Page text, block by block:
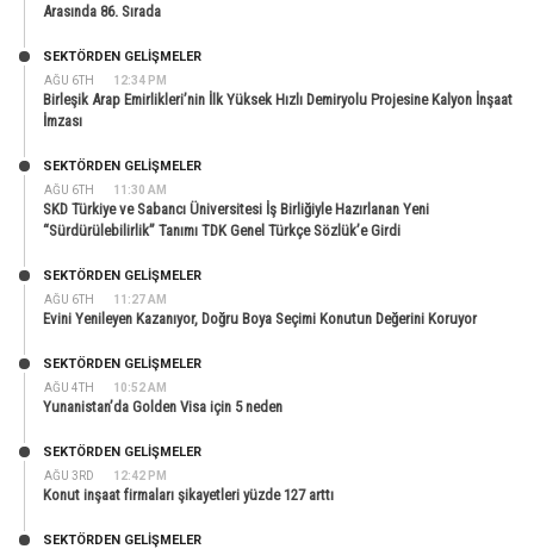
Arasında 86. Sırada
AĞU 6TH 12:34 PM
SEKTÖRDEN GELIŞMELER
Birleşik Arap Emirlikleri’nin İlk Yüksek Hızlı Demiryolu Projesine Kalyon İnşaat
İmzası
AĞU 6TH 11:30 AM
SEKTÖRDEN GELIŞMELER
SKD Türkiye ve Sabancı Üniversitesi İş Birliğiyle Hazırlanan Yeni
“Sürdürülebilirlik” Tanımı TDK Genel Türkçe Sözlük’e Girdi
AĞU 6TH 11:27 AM
SEKTÖRDEN GELIŞMELER
Evini Yenileyen Kazanıyor, Doğru Boya Seçimi Konutun Değerini Koruyor
AĞU 4TH 10:52 AM
SEKTÖRDEN GELIŞMELER
Yunanistan’da Golden Visa için 5 neden
AĞU 3RD 12:42 PM
SEKTÖRDEN GELIŞMELER
Konut inşaat firmaları şikayetleri yüzde 127 arttı
SEKTÖRDEN GELIŞMELER